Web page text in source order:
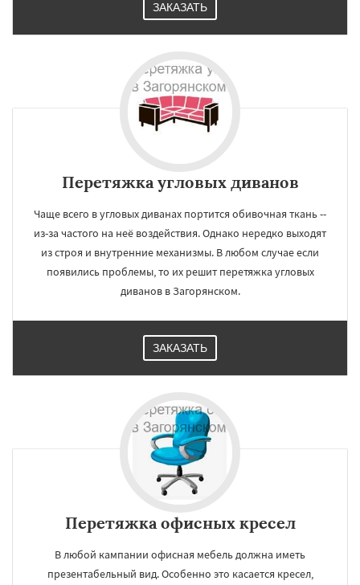
ЗАКАЗАТЬ
Перетяжка угловых диванов
Чаще всего в угловых диванах портится обивочная ткань --
из-за частого на неё воздействия. Однако нередко выходят
из строя и внутренние механизмы. В любом случае если
появились проблемы, то их решит перетяжка угловых
диванов в Загорянском.
ЗАКАЗАТЬ
Перетяжка офисных кресел
В любой кампании офисная мебель должна иметь
презентабельный вид. Особенно это касается кресел,